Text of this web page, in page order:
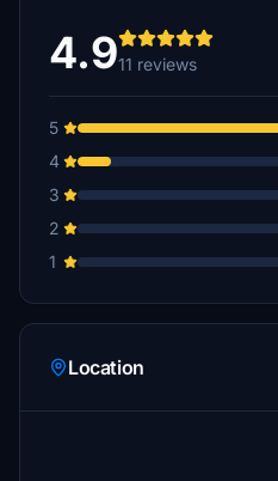
4.911 reviews
5
4
3
2
1
Location